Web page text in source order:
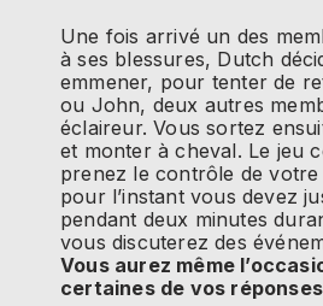
Une fois arrivé un des
à ses blessures, Dutch
emmener, pour tenter de
ou John, deux autres
éclaireur. Vous sortez
et monter à cheval. Le jeu
prenez le contrôle de
pour l’instant vous devez
pendant deux minutes
vous discuterez des
Vous aurez même
certaines de vos